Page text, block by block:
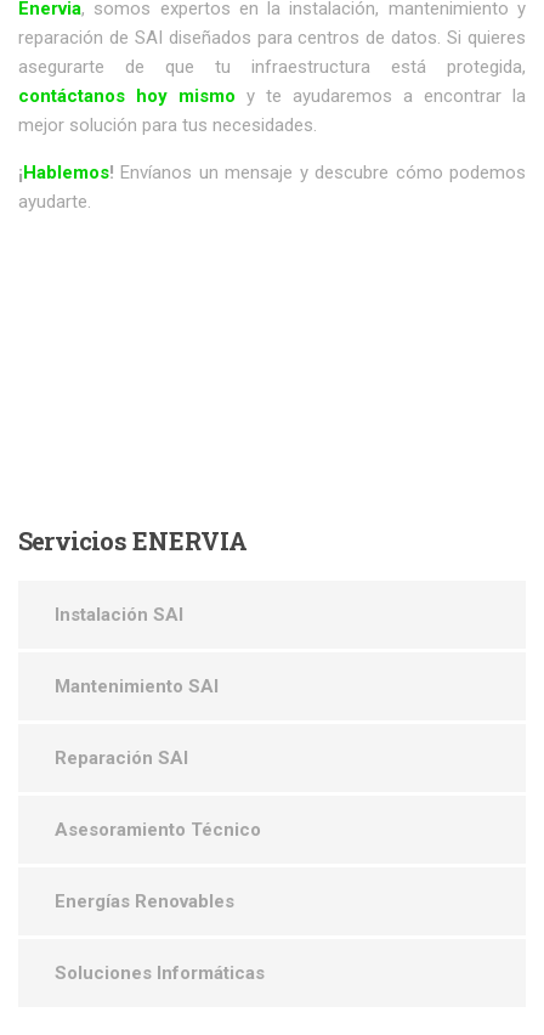
Enervia, somos expertos en la instalación, mantenimiento y
reparación de SAI diseñados para centros de datos. Si quieres
asegurarte de que tu infraestructura está protegida,
contáctanos hoy mismo y te ayudaremos a encontrar la
mejor solución para tus necesidades.
¡Hablemos! Envíanos un mensaje y descubre cómo podemos
ayudarte.
ServiciosENERVIA
Instalación SAI
Mantenimiento SAI
Reparación SAI
Asesoramiento Técnico
Energías Renovables
Soluciones Informáticas